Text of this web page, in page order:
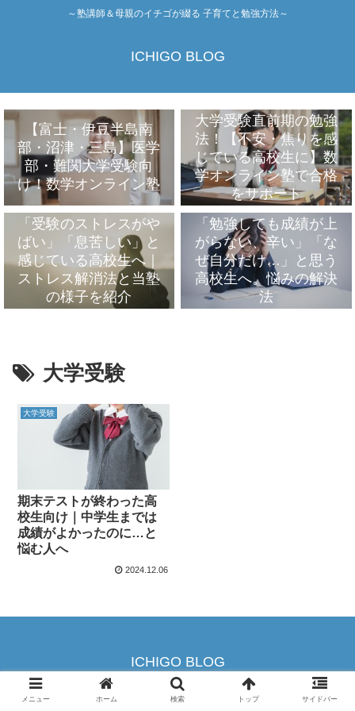
～塾講師＆母親のイチゴが綴る 子育てと勉強方法～
ICHIGO BLOG
【富士・伊豆半島南
部・沼津・三島】医学
部・難関大学受験向
け！数学オンライン塾
大学受験直前期の勉強
法！【不安・焦りを感
じている高校生に】数
学オンライン塾で合格
をサポート
「受験のストレスがや
ばい」「息苦しい」と
感じている高校生へ｜
ストレス解消法と当塾
の様子を紹介
「勉強しても成績が上
がらない、辛い」「な
ぜ自分だけ…」と思う
高校生へ。悩みの解決
法
大学受験
大学受験
期末テストが終わった高
校生向け｜中学生までは
成績がよかったのに…と
悩む人へ
2024.12.06
ICHIGO BLOG
© 2024 ICHIGO BLOG .
メニュー ホーム 検索 トップ サイドバー